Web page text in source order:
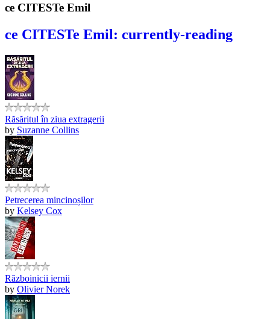
ce CITESTe Emil
ce CITESTe Emil: currently-reading
Răsăritul în ziua extragerii
by Suzanne Collins
Petrecerea mincinoșilor
by Kelsey Cox
Războinicii iernii
by Olivier Norek